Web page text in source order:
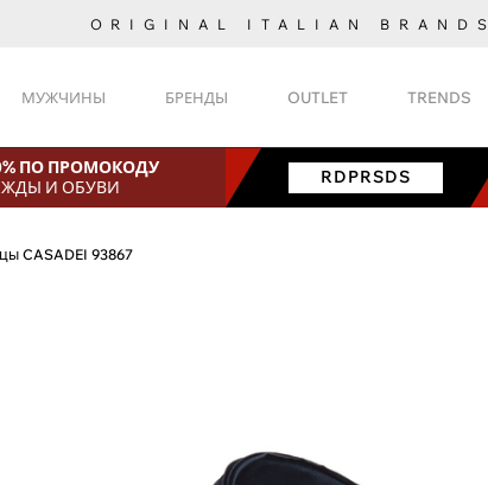
ORIGINAL ITALIAN BRANDS
МУЖЧИНЫ БРЕНДЫ OUTLET TRENDS
ПО ПРОМОКОДУ
И ОБУВИ
RDPRSDS
CASADEI 93867